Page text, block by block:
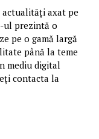
actualități axat pe
ul prezintă o
pe o gamă largă
până la teme
mediu digital
contacta la